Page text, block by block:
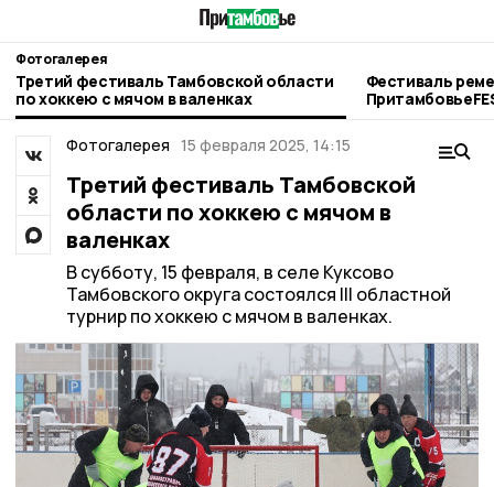
Фотогалерея
Третий фестиваль Тамбовской области
по хоккею с мячом в валенках
Фестиваль
Фотогалерея 15 февраля 2025, 14:15
Третий фестиваль Тамбовской
области по хоккею с мячом в
валенках
В субботу, 15 февраля, в селе Куксово
Тамбовского округа состоялся III областной
турнир по хоккею с мячом в валенках.